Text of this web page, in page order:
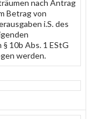
nach Antrag
Betrag von
i.S. des
10b Abs. 1 EStG
werden.